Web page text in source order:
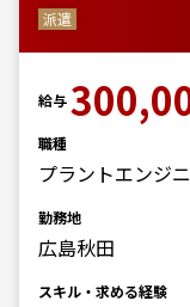
派遣
給与
職種
プラントエンジ
勤務地
広島秋田
スキル・求める経験